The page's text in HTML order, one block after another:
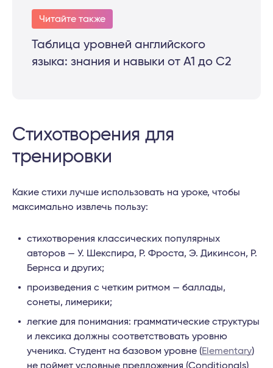
Читайте также
Таблица уровней английского
языка: знания и навыки от A1 до C2
Стихотворения для
тренировки
Какие стихи лучше использовать на уроке, чтобы
максимально извлечь пользу:
стихотворения классических популярных
авторов — У. Шекспира, Р. Фроста, Э. Дикинсон, Р.
Бернса и других;
произведения с четким ритмом — баллады,
сонеты, лимерики;
легкие для понимания: грамматические структуры
и лексика должны соответствовать уровню
ученика. Студент на базовом уровне (Elementary)
не поймет условные предложения (Conditionals)